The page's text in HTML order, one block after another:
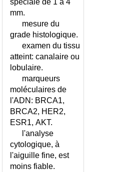
DE)
HORNER
PETITES
spéciale de 1 à 4
mm.
mesure du
grade histologique.
examen du tissu
atteint: canalaire ou
lobulaire.
marqueurs
moléculaires de
l'ADN: BRCA1,
BRCA2, HER2,
ESR1, AKT.
l'analyse
cytologique, à
l'aiguille fine, est
moins fiable.